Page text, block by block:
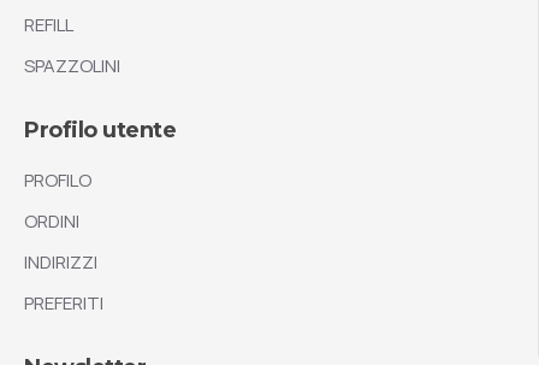
REFILL
SPAZZOLINI
Profilo utente
PROFILO
ORDINI
INDIRIZZI
PREFERITI